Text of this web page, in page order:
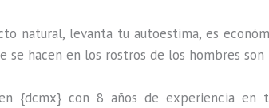
natural, levanta tu autoestima, es
se hacen en los rostros de los hombres
{dcmx} con 8 años de experiencia